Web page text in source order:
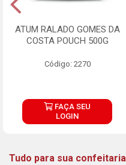
ATUM RALADO GOMES DA
COSTA POUCH 500G
Código: 2270
FAÇA SEU
LOGIN
Tudo para sua confeitaria